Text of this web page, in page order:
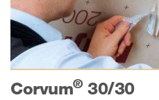
Corvum®30/30